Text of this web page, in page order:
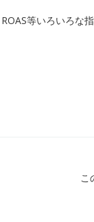
等いろいろな
こ